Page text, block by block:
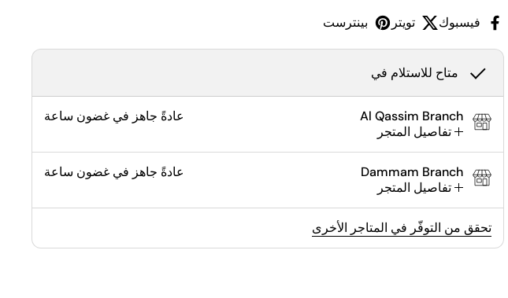
فيسبوك تويتر بينترست
متاح للاستلام في
Al Qassim Branch
تفاصيل المتجر
عادةً جاهز في غضون ساعة
Dammam Branch
تفاصيل المتجر
عادةً جاهز في غضون ساعة
تحقق من التوفّر في المتاجر الأخرى